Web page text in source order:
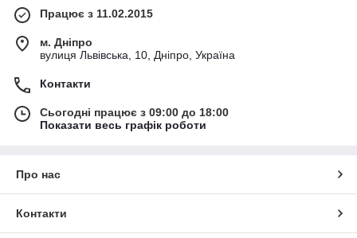
Працює з 11.02.2015
м. Дніпро
вулиця Львівська, 10, Дніпро, Україна
Контакти
Сьогодні працює з 09:00 до 18:00
Показати весь графік роботи
Про нас
Контакти